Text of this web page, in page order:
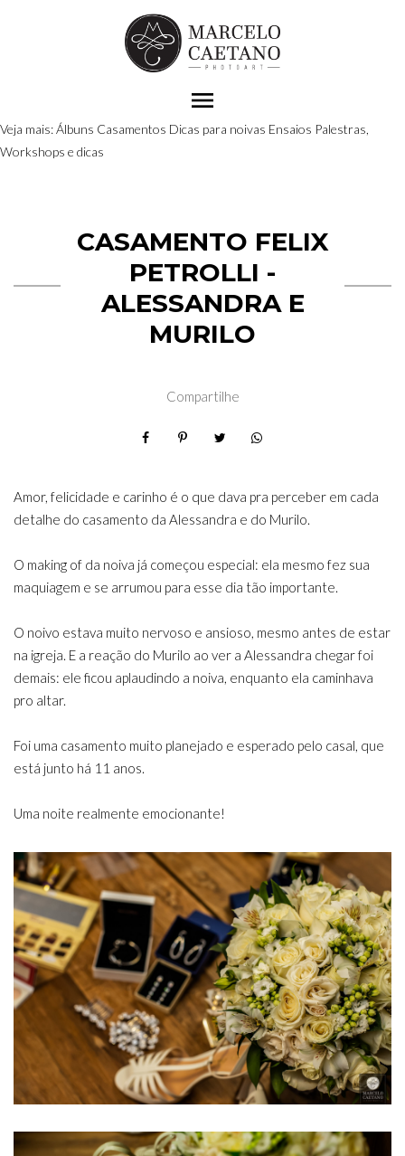
menu
Veja mais:Álbuns Casamentos Dicas para noivas Ensaios Palestras,
Workshops e dicas
CASAMENTO FELIX
PETROLLI -
ALESSANDRA E
MURILO
Compartilhe
Amor, felicidade e carinho é o que dava pra perceber em cada
detalhe do casamento da Alessandra e do Murilo.
O making of da noiva já começou especial: ela mesmo fez sua
maquiagem e se arrumou para esse dia tão importante.
O noivo estava muito nervoso e ansioso, mesmo antes de estar
na igreja. E a reação do Murilo ao ver a Alessandra chegar foi
demais: ele ficou aplaudindo a noiva, enquanto ela caminhava
pro altar.
Foi uma casamento muito planejado e esperado pelo casal, que
está junto há 11 anos.
Uma noite realmente emocionante!